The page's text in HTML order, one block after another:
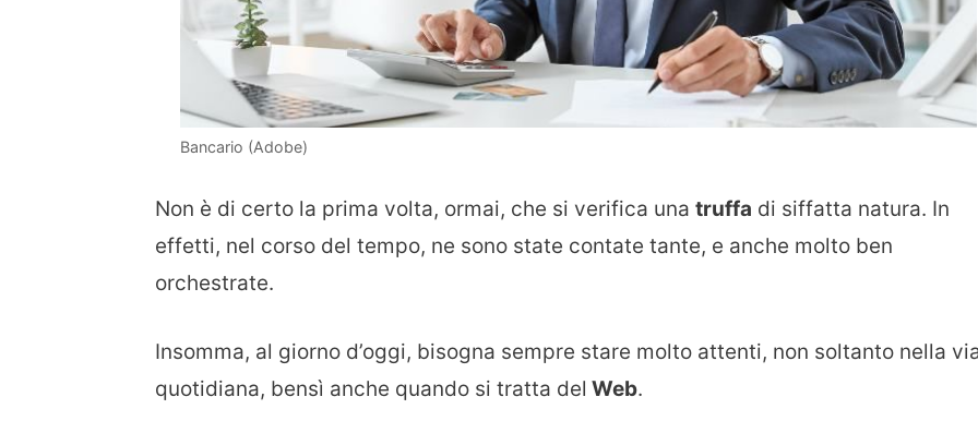
Bancario (Adobe)
Non è di certo la prima volta, ormai, che si verifica una truffa di siffatta natura. In
effetti, nel corso del tempo, ne sono state contate tante, e anche molto ben
orchestrate.
Insomma, al giorno d’oggi, bisogna sempre stare molto attenti, non soltanto nella
quotidiana, bensì anche quando si tratta del Web.